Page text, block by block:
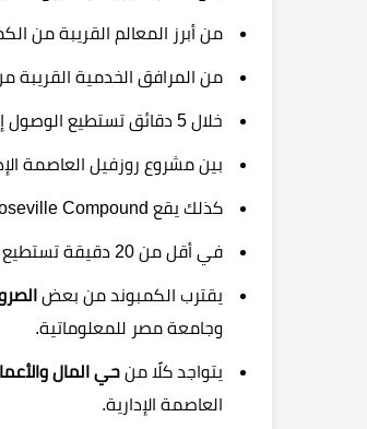
من أبرز المعالم القريبة من
من المرافق الخدمية القريبة
خلال 5 دقائق تستطيع الوصول إلى
بين مشروع روزفيل العاصمة
كذلك يقع Roseville Compound على مقربة من
في أقل من 20 دقيقة تستطيع الوصول إلى
يقترب الكمبوند من بعض
وجامعة مصر للمعلوماتية.
يتواجد كلًا من حي المال
العاصمة الإدارية.